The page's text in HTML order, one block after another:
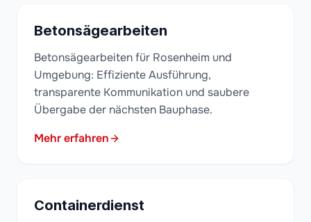
Betonsägearbeiten
Betonsägearbeiten für Rosenheim und
Umgebung: Effiziente Ausführung,
transparente Kommunikation und saubere
Übergabe der nächsten Bauphase.
Mehr erfahren
Containerdienst